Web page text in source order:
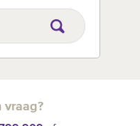
vraag?